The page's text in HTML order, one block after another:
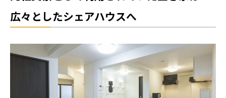
広々としたシェアハウスへ